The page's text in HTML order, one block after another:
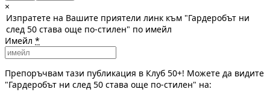
×
Изпратете на Вашите приятели линк към "Гардеробът ни
след 50 става още по-стилен" по имейл
Имейл *
Препоръчвам тази публикация в Клуб 50+! Можете да видите
"Гардеробът ни след 50 става още по-стилен" на: